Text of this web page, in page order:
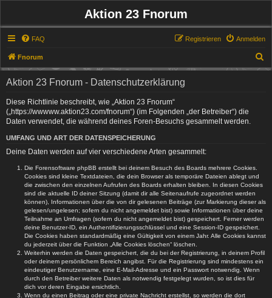
Aktion 23 Fnorum
FAQ Anmelden
Registrieren
Fnorum
u
Aktion 23 Fnorum - Datenschutzerklärung
Diese Richtlinie beschreibt, wie „Aktion 23 Fnorum“
(„https://wwwww.aktion23.com/fnorum“) (im Folgenden „der Betreiber“) die
Daten verwendet, die während deines Foren-Besuchs gesammelt werden.
UMFANG UND ART DER DATENSPEICHERUNG
Deine Daten werden auf vier verschiedene Arten gesammelt:
Die Forensoftware phpBB erstellt bei deinem Besuch des Boards mehrere Cookies.
Cookies sind kleine Textdateien, die dein Browser als temporäre Dateien ablegt und
die zwischen den einzelnen Aufrufen des Boards erhalten bleiben. In diesen Cookies
sind die aktuelle ID deiner Sitzung (damit dir alle Seitenaufrufe zugeordnet werden
können), Informationen über die von dir gelesenen Beiträge (zur Markierung dieser als
gelesen/ungelesen; sofern du nicht angemeldet bist) sowie Informationen über deine
Teilnahme an Umfragen (sofern du nicht angemeldet bist) gespeichert. Ferner werden
deine Benutzer-ID, ein Authentifizierungsschlüssel und eine Session-ID gespeichert.
Die Cookies haben standardmäßig eine Gültigkeit von einem Jahr. Alle Cookies kannst
du jederzeit über die Funktion „Alle Cookies löschen“ löschen.
Weiterhin werden die Daten gespeichert, die du bei der Registrierung, in deinem Profil
oder deinem persönlichem Bereich angibst. Für die Registrierung sind mindestens ein
eindeutiger Benutzername, eine E-Mail-Adresse und ein Passwort notwendig. Wenn
durch den Betreiber weitere Daten als notwendig festgelegt wurden, so ist dies für
dich vor deren Eingabe ersichtlich.
Wenn du einen Beitrag oder eine private Nachricht erstellst, so werden die dort